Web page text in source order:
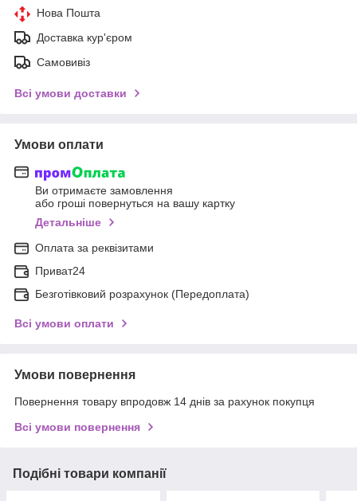
Нова Пошта
Доставка кур'єром
Самовивіз
Всі умови доставки
Умови оплати
Ви отримаєте замовлення
або гроші повернуться на вашу картку
Детальніше
Оплата за реквізитами
Приват24
Безготівковий розрахунок (Передоплата)
Всі умови оплати
Умови повернення
Повернення товару впродовж 14 днів за рахунок покупця
Всі умови повернення
Подібні товари компанії